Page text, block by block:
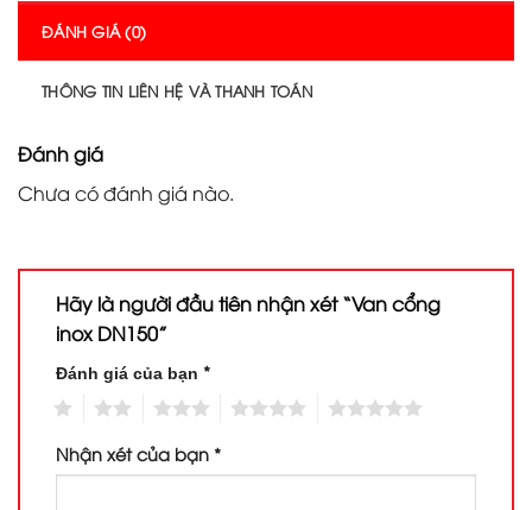
ĐÁNH GIÁ (0)
THÔNG TIN LIÊN HỆ VÀ THANH TOÁN
Đánh giá
Chưa có đánh giá nào.
Hãy là người đầu tiên nhận xét “Van cổng
inox DN150”
Đánh giá của bạn *
Nhận xét của bạn *